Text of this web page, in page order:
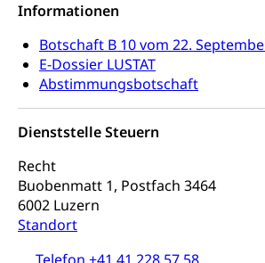
Informationen
Botschaft B 10 vom 22.
E-Dossier LUSTAT
Abstimmungsbotschaft
Dienststelle Steuern
Recht
Buobenmatt 1, Postfach 3464
6002 Luzern
Standort
Lebensmittelkontrolle
Verbraucherschutz
Krankenversicherung
Unfallversicherung,
Krankheit, Unfall, Prämienverbilligung,
Krankenversicherung (WAS
Obligatorische
Kranken- und
Lebensmittelsicherheit
sichere Lebensmittel,
Lebensmittelhygiene,
Lebensmittel
Prävention
Gesundheitsvorsorge, Wellness,